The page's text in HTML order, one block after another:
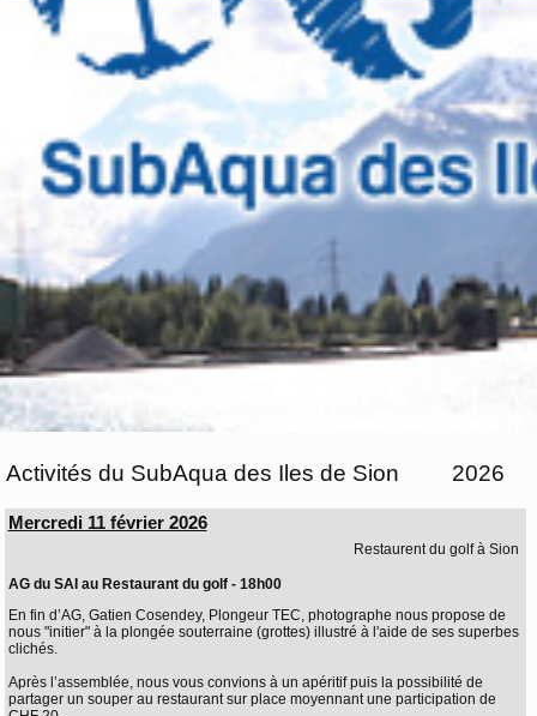
Activités du SubAqua des Iles de Sion 2026
Mercredi 11 février 2026
Restaurent du golf à Sion
AG du SAI au Restaurant du golf - 18h00
En fin d’AG, Gatien Cosendey, Plongeur TEC, photographe nous propose de
nous "initier" à la plongée souterraine (grottes) illustré à l'aide de ses superbes
clichés.
Après l’assemblée, nous vous convions à un apéritif puis la possibilité de
partager un souper au restaurant sur place moyennant une participation de